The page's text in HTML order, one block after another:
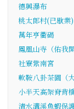
德興瀑布
桃太郎村(已歇業)
萬年亨衢碣
鳳凰山寺（佑我
社寮紫南宮
軟鞍八卦茶園（
小半天高架脊背
清水溝溪魚蝦保